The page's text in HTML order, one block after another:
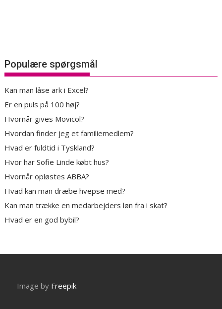
Populære spørgsmål
Kan man låse ark i Excel?
Er en puls på 100 høj?
Hvornår gives Movicol?
Hvordan finder jeg et familiemedlem?
Hvad er fuldtid i Tyskland?
Hvor har Sofie Linde købt hus?
Hvornår opløstes ABBA?
Hvad kan man dræbe hvepse med?
Kan man trække en medarbejders løn fra i skat?
Hvad er en god bybil?
Image by Freepik